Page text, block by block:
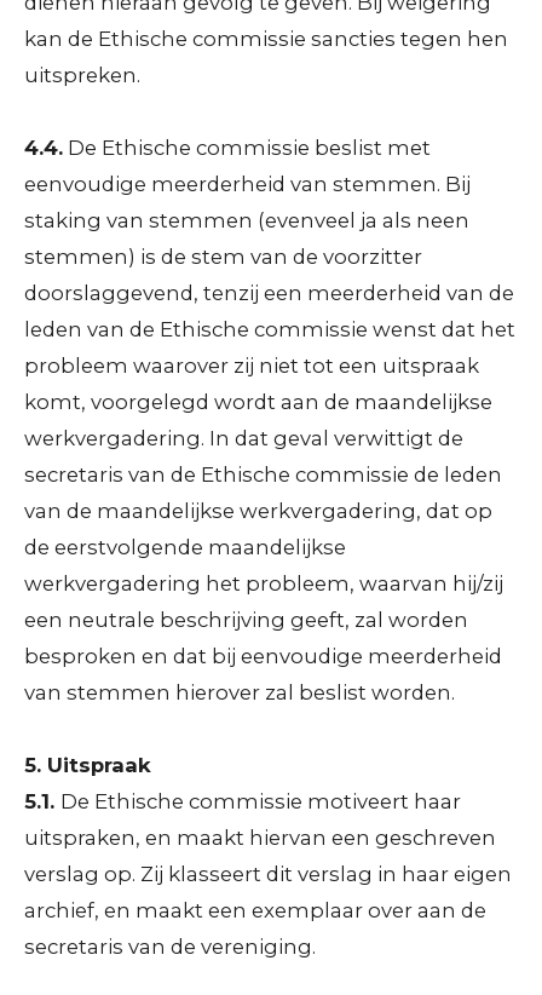
kan de Ethische commissie sancties tegen hen
uitspreken.
4.4. De Ethische commissie beslist met
eenvoudige meerderheid van stemmen. Bij
staking van stemmen (evenveel ja als neen
stemmen) is de stem van de voorzitter
doorslaggevend, tenzij een meerderheid van de
leden van de Ethische commissie wenst dat het
probleem waarover zij niet tot een uitspraak
komt, voorgelegd wordt aan de maandelijkse
werkvergadering. In dat geval verwittigt de
secretaris van de Ethische commissie de leden
van de maandelijkse werkvergadering, dat op
de eerstvolgende maandelijkse
werkvergadering het probleem, waarvan hij/zij
een neutrale beschrijving geeft, zal worden
besproken en dat bij eenvoudige meerderheid
van stemmen hierover zal beslist worden.
5. Uitspraak
5.1. De Ethische commissie motiveert haar
uitspraken, en maakt hiervan een geschreven
verslag op. Zij klasseert dit verslag in haar eigen
archief, en maakt een exemplaar over aan de
secretaris van de vereniging.